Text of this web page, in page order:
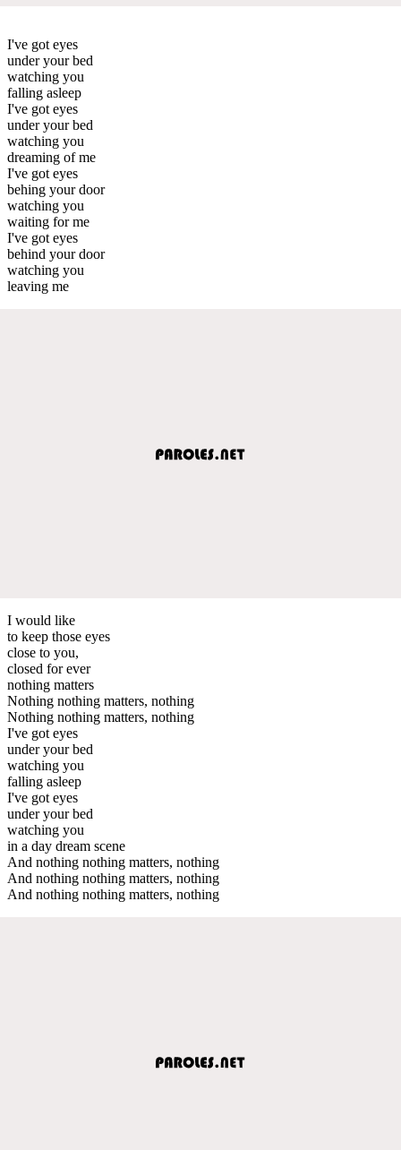
I've got eyes
under your bed
watching you
falling asleep
I've got eyes
under your bed
watching you
dreaming of me
I've got eyes
behing your door
watching you
waiting for me
I've got eyes
behind your door
watching you
leaving me
I would like
to keep those eyes
close to you,
closed for ever
nothing matters
Nothing nothing matters, nothing
Nothing nothing matters, nothing
I've got eyes
under your bed
watching you
falling asleep
I've got eyes
under your bed
watching you
in a day dream scene
And nothing nothing matters, nothing
And nothing nothing matters, nothing
And nothing nothing matters, nothing